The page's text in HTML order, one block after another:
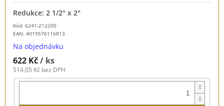
Kód: 6241-212200
EAN: 4019576116813
Redukce: 2 1/2" x 2"
Na objednávku
622 Kč/ ks
514,05 Kč bez DPH